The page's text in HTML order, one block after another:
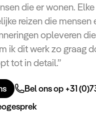
die er wonen.
reizen die mensen
opleveren
ik dit werk zo graag
tot in detail.”
Bel ons op +31